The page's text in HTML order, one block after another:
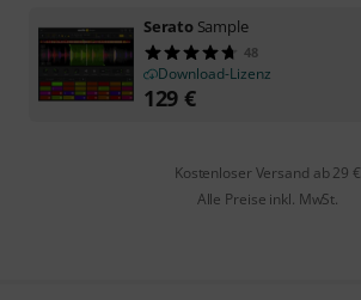
Serato Sample
48
Download-Lizenz
129 €
Kostenloser Versand ab 29 €
Alle Preise inkl. MwSt.